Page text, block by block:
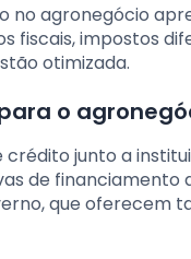
agronegócio
fiscais, impostos
otimizada.
o
junto a
de financiamento
que oferecem